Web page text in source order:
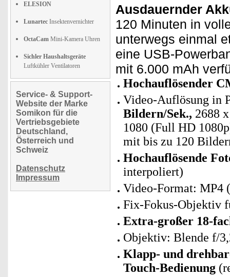
ELESION
Lunartec Insektenvernichter
OctaCam Mini-Kamera Uhren
Sichler Haushaltsgeräte
Luftkühler Ventilatoren
Service- & Support-
Website der Marke
Somikon für die
Vertriebsgebiete
Deutschland,
Österreich und
Schweiz
Datenschutz
Impressum
Ausdauernder
120 Minuten in
unterwegs einmal
eine USB-
mit 6.000 mAh
Hochauflösender
Video-Auflösung in
Bildern/Sek., 2688
1080 (Full HD
mit bis zu 120
Hochauflösende
interpoliert)
Video-Format: MP4
Fix-Fokus-Objektiv
Extra-großer 18-
Objektiv: Blende f/
Klapp- und
Touch-Bedienung